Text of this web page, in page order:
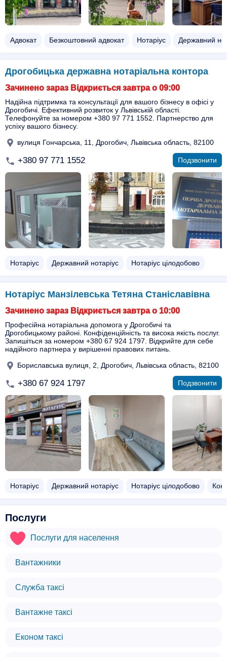
Адвокат Безкоштовний адвокат Нотаріус Державний
Дрогобицька державна нотаріальна контора
Зачинено зараз Відкриється завтра о 09:00
Надійна підтримка та консультації для вашого бізнесу в офісі у
Дрогобичі. Ефективний розвиток у Львівській області.
Телефонуйте за номером +380 97 771 1552. Партнерство для
успіху вашого бізнесу.
вулиця Гончарська, 11, Дрогобич, Львівська область, 82100
+380 97 771 1552 Подзвонити
Нотаріус Державний нотаріус Нотаріус цілодобово
Нотаріус Манзілевська Тетяна Станіславівна
Зачинено зараз Відкриється завтра о 10:00
Професійна нотаріальна допомога у Дрогобичі та
Дрогобицькому районі. Конфіденційність та висока якість послуг.
Запишіться за номером +380 67 924 1797. Відкрийте для себе
надійного партнера у вирішенні правових питань.
Бориславська вулиця, 2, Дрогобич, Львівська область, 82100
+380 67 924 1797 Подзвонити
Нотаріус Державний нотаріус Нотаріус цілодобово
Послуги
Послуги для населення
Вантажники
Служба таксі
Вантажне таксі
Економ таксі